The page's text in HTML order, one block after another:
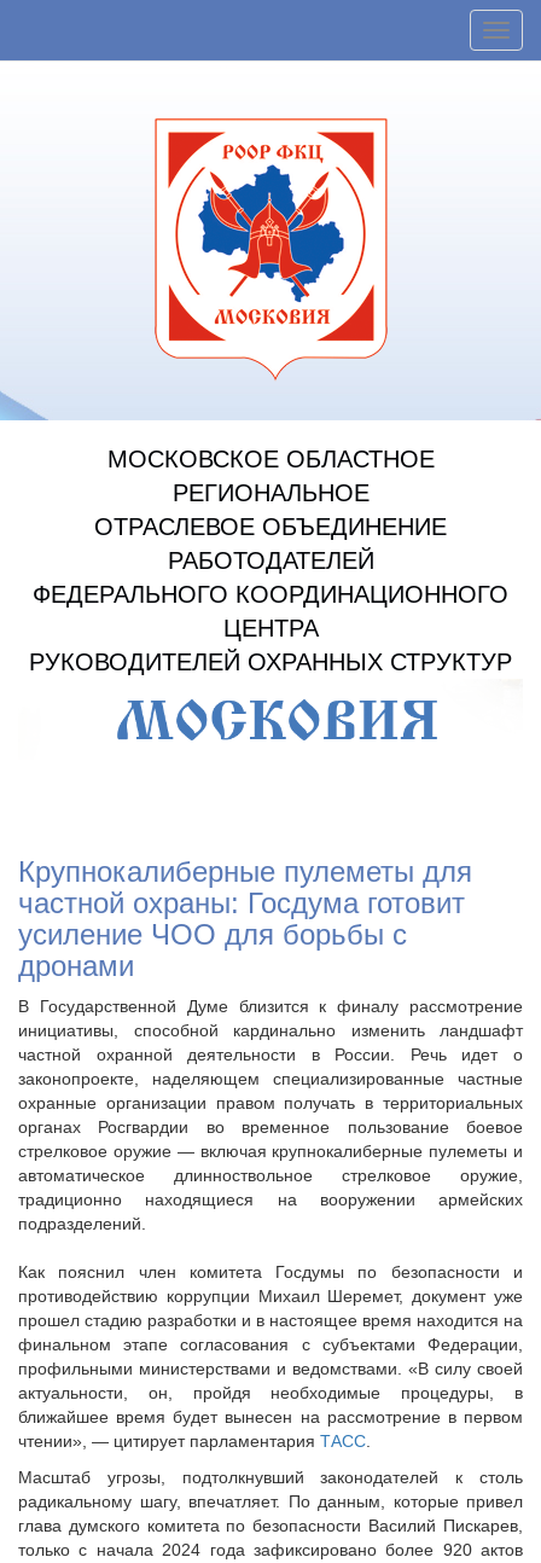
МОСКОВСКОЕ ОБЛАСТНОЕ
РЕГИОНАЛЬНОЕ
ОТРАСЛЕВОЕ ОБЪЕДИНЕНИЕ
РАБОТОДАТЕЛЕЙ
ФЕДЕРАЛЬНОГО КООРДИНАЦИОННОГО
ЦЕНТРА
РУКОВОДИТЕЛЕЙ ОХРАННЫХ СТРУКТУР
Крупнокалиберные пулеметы для
частной охраны: Госдума готовит
усиление ЧОО для борьбы с
дронами
В Государственной Думе близится к финалу рассмотрение
инициативы, способной кардинально изменить ландшафт
частной охранной деятельности в России. Речь идет о
законопроекте, наделяющем специализированные частные
охранные организации правом получать в территориальных
органах Росгвардии во временное пользование боевое
стрелковое оружие — включая крупнокалиберные пулеметы и
автоматическое длинноствольное стрелковое оружие,
традиционно находящиеся на вооружении армейских
подразделений.
Как пояснил член комитета Госдумы по безопасности и
противодействию коррупции Михаил Шеремет, документ уже
прошел стадию разработки и в настоящее время находится на
финальном этапе согласования с субъектами Федерации,
профильными министерствами и ведомствами. «В силу своей
актуальности, он, пройдя необходимые процедуры, в
ближайшее время будет вынесен на рассмотрение в первом
чтении», — цитирует парламентария ТАСС.
Масштаб угрозы, подтолкнувший законодателей к столь
радикальному шагу, впечатляет. По данным, которые привел
глава думского комитета по безопасности Василий Пискарев,
только с начала 2024 года зафиксировано более 920 актов